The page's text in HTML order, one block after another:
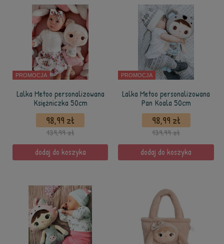
PROMOCJA
Lalka Metoo personalizowana
Księżniczka 50cm
98,99 zł
139,99 zł
dodaj do koszyka
PROMOCJA
Lalka Metoo personalizowana
Pan Koala 50cm
98,99 zł
139,99 zł
dodaj do koszyka